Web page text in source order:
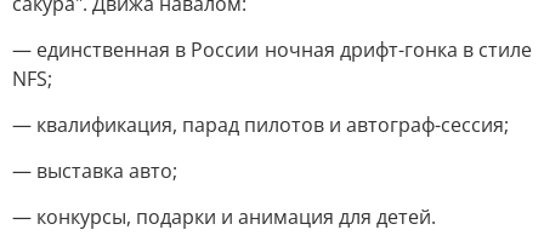
— единственная в России ночная дрифт-гонка в стиле
NFS;
— квалификация, парад пилотов и автограф-сессия;
— выставка авто;
— конкурсы, подарки и анимация для детей.